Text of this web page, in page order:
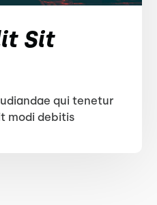
Sit
qui tenetur
modi debitis